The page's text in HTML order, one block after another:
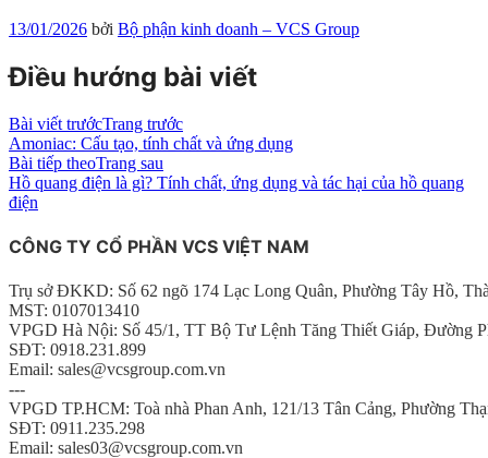
13/01/2026 bởi Bộ phận kinh doanh – VCS Group
Điều hướng bài viết
Bài viết trướcTrang trước
Amoniac: Cấu tạo, tính chất và ứng dụng
Bài tiếp theoTrang sau
Hồ quang điện là gì? Tính chất, ứng dụng và tác hại của hồ quang
điện
CÔNG TY CỔ PHẦN VCS VIỆT NAM
Trụ sở ĐKKD: Số 62 ngõ 174 Lạc Long Quân, Phường Tây Hồ,
MST: 0107013410
VPGD Hà Nội: Số 45/1, TT Bộ Tư Lệnh Tăng Thiết Giáp, Đường
SĐT: 0918.231.899
Email: sales@vcsgroup.com.vn
---
VPGD TP.HCM: Toà nhà Phan Anh, 121/13 Tân Cảng, Phường
SĐT: 0911.235.298
Email: sales03@vcsgroup.com.vn